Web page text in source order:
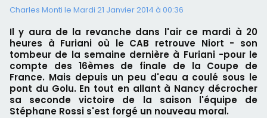
Charles Monti le Mardi 21 Janvier 2014 à 00:36
Il y aura de la revanche dans l'air ce mardi à 20
heures à Furiani où le CAB retrouve Niort - son
tombeur de la semaine dernière à Furiani -pour le
compte des 16èmes de finale de la Coupe de
France. Mais depuis un peu d'eau a coulé sous le
pont du Golu. En tout en allant à Nancy décrocher
sa seconde victoire de la saison l'équipe de
Stéphane Rossi s'est forgé un nouveau moral.